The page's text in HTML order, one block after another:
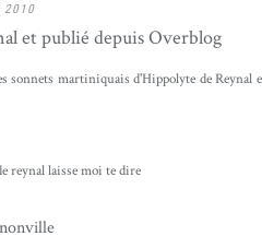
2010
et publié depuis Overblog
martiniquais d'Hippolyte de Reynal